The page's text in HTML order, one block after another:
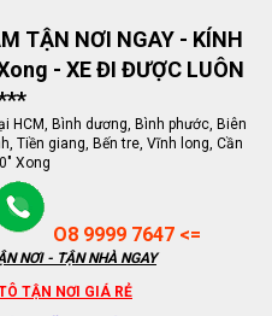
TẬN NƠI NGAY - KÍNH
- XE ĐI ĐƯỢC LUÔN
HCM, Bình dương, Bình phước, Biên
Tiền giang, Bến tre, Vĩnh long, Cần
Xong
O8 9999 7647 <=
NƠI - TẬN NHÀ NGAY
TẬN NƠI GIÁ RẺ